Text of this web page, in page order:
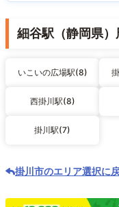
細谷駅（静岡県
いこいの広場駅(8)
西掛川駅(8)
掛川駅(7)
掛川市のエリア選択に